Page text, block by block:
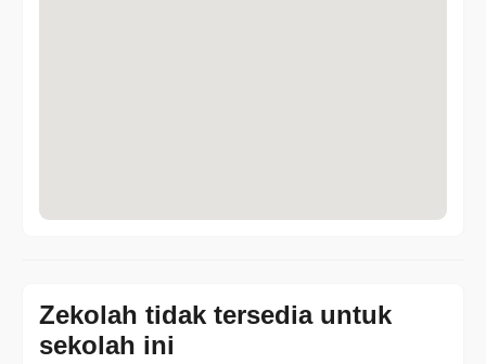
Zekolah tidak tersedia untuk
sekolah ini